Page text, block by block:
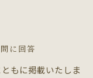
に回答
もに掲載いたしま